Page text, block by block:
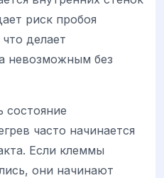
риск пробоя
делает
невозможным без
состояние
часто начинается
Если клеммы
они начинают